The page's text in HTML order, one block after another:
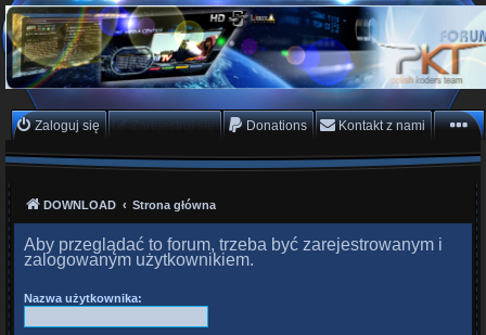
PKTeam - Polish Koders
Team
Hyperion, Enigma, E2, PKT, listy kanałów, oscam
Zaloguj się Zarejestruj się Donations Kontakt z nami
DOWNLOAD Strona główna
Aby przeglądać to forum, trzeba być zarejestrowanym i
zalogowanym użytkownikiem.
Nazwa użytkownika: